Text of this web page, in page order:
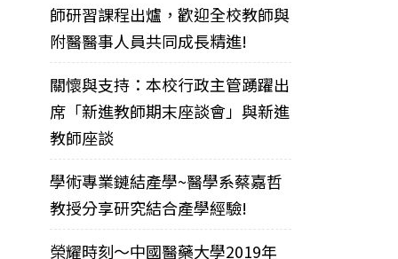
師研習課程出爐，歡迎全校教師與
附醫醫事人員共同成長精進!
關懷與支持：本校行政主管踴躍出
席「新進教師期末座談會」與新進
教師座談
學術專業鏈結產學~醫學系蔡嘉哲
教授分享研究結合產學經驗!
榮耀時刻～中國醫藥大學2019年